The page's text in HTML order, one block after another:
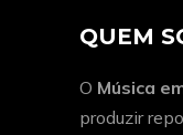
QUEM
O Música
produzir